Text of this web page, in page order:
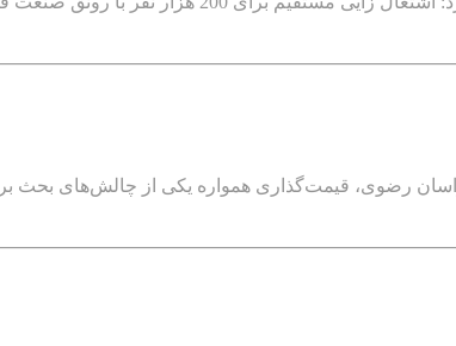
رضوی، قیمت‌گذاری همواره یکی از چالش‌های بحث